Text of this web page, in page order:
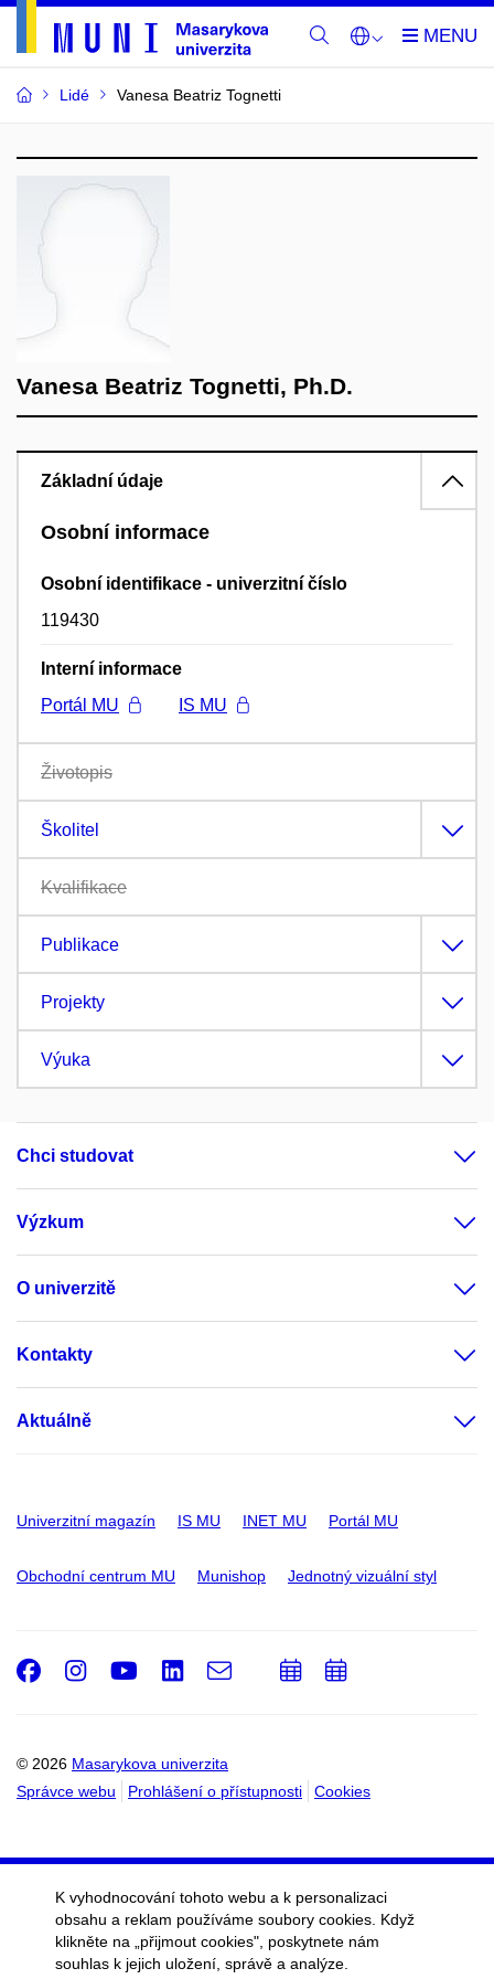
Lidé Vanesa Beatriz Tognetti
Vanesa Beatriz Tognetti, Ph.D.
Základní údaje
Osobní informace
Osobní identifikace - univerzitní číslo
119430
Interní informace
Portál MU
IS MU
Životopis
Školitel
Kvalifikace
Publikace
Projekty
Výuka
Chci studovat
Výzkum
O univerzitě
Kontakty
Aktuálně
Univerzitní magazín IS MU INET MU Portál MU
Obchodní centrum MU Munishop Jednotný vizuální styl
© 2026 Masarykova univerzita
Správce webu
Prohlášení o přístupnosti Cookies
Facebook
Instagram
Youtube
LinkedIn
e-
PřidatPřidat
K vyhodnocování tohoto webu a k personalizaci
obsahu a reklam používáme soubory cookies. Když
klikněte na „přijmout cookies", poskytnete nám
souhlas k jejich uložení, správě a analýze.